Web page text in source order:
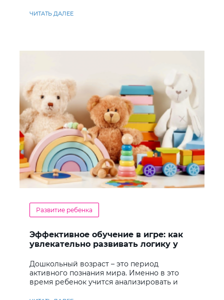
ЧИТАТЬ ДАЛЕЕ
Развитие ребенка
Эффективное обучение в игре: как
увлекательно развивать логику у
Дошкольный возраст – это период
активного познания мира. Именно в это
время ребенок учится анализировать и